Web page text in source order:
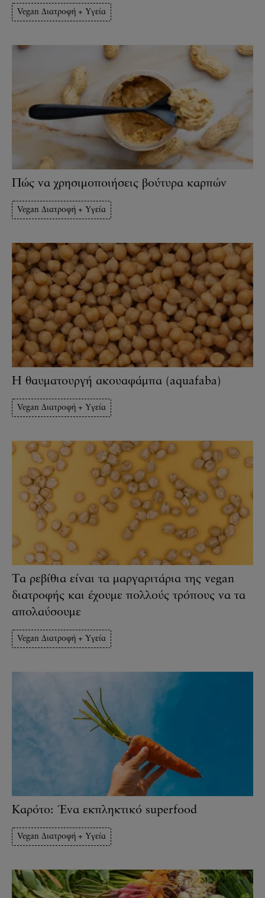
Vegan Διατροφή + Υγεία
Πώς να χρησιμοποιήσεις βούτυρα καρπών
Vegan Διατροφή + Υγεία
Η θαυματουργή ακουαφάμπα (aquafaba)
Vegan Διατροφή + Υγεία
Τα ρεβίθια είναι τα μαργαριτάρια της vegan
διατροφής και έχουμε πολλούς τρόπους να τα
απολαύσουμε
Vegan Διατροφή + Υγεία
Καρότο: Ένα εκπληκτικό superfood
Vegan Διατροφή + Υγεία